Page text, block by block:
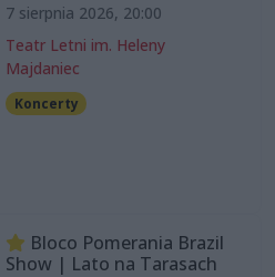
7 sierpnia 2026, 20:00
Teatr Letni im. Heleny
Majdaniec
Koncerty
Bloco Pomerania Brazil
Show | Lato na Tarasach